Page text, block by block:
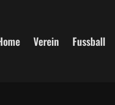
Verein Fussball